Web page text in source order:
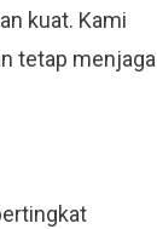
kuat. Kami
tetap menjaga